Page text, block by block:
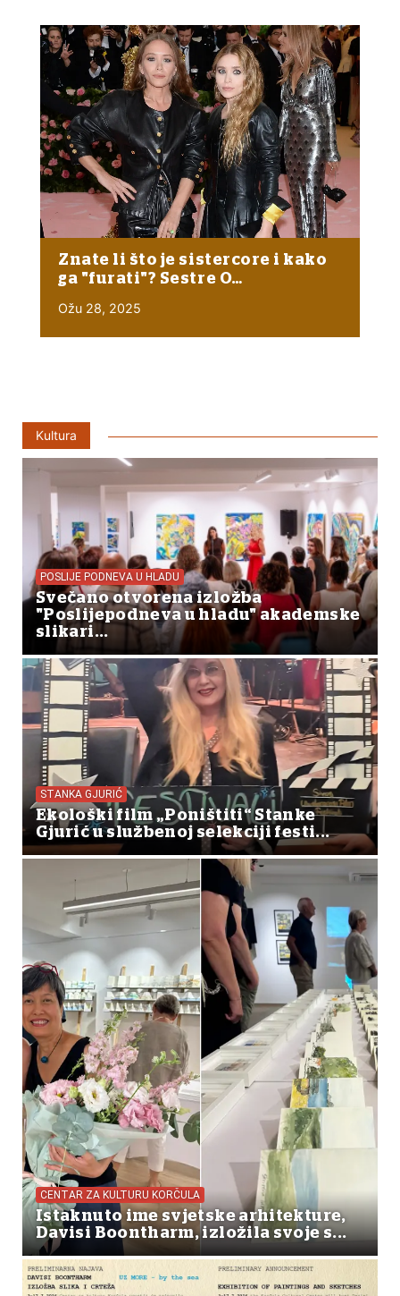
Znate li što je sistercore i kako
ga "furati"? Sestre O…
Ožu 28, 2025
Kultura
POSLIJE PODNEVA U HLADU
Svečano otvorena izložba
"Poslijepodneva u hladu" akademske
slikari...
STANKA GJURIĆ
Ekološki film „Poništiti“ Stanke
Gjurić u službenoj selekciji festi...
CENTAR ZA KULTURU KORČULA
Istaknuto ime svjetske arhitekture,
Davisi Boontharm, izložila svoje s...